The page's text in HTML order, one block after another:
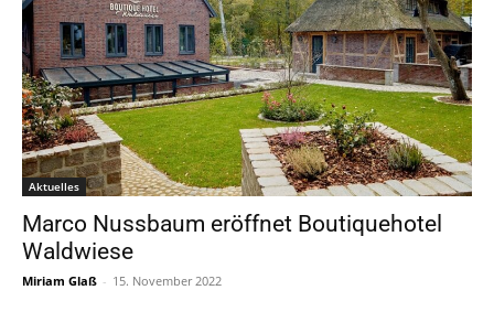
Aktuelles
Marco Nussbaum eröffnet Boutiquehotel
Waldwiese
Miriam Glaß - 15. November 2022